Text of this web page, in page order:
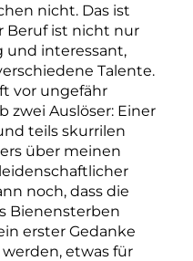
nicht. Das ist
Beruf ist nicht nur
und interessant,
Talente.
vor ungefähr
zwei Auslöser: Einer
teils skurrilen
über meinen
noch, dass die
Bienensterben
erster Gedanke
etwas für